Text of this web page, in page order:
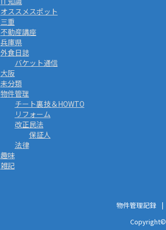
オススメスポット
三重
不動産講座
兵庫県
外食日誌
バケット通信
大阪
未分類
物件管理
チート裏技＆HOWTO
リフォーム
改正民法
保証人
法律
趣味
雑記
物件管理記録
Copyright©